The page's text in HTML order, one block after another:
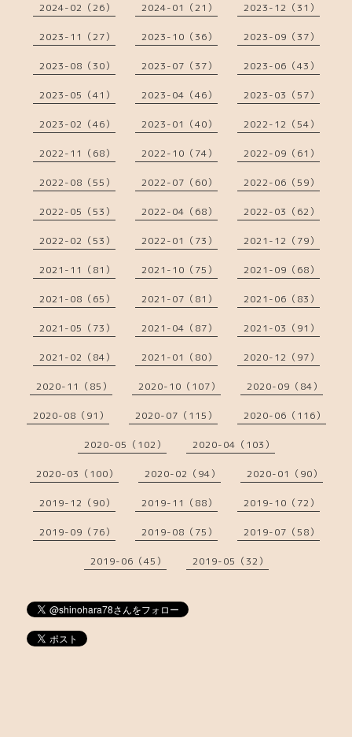
2024-02（26） 2024-01（21） 2023-12（31）
2023-11（27） 2023-10（36） 2023-09（37）
2023-08（30） 2023-07（37） 2023-06（43）
2023-05（41） 2023-04（46） 2023-03（57）
2023-02（46） 2023-01（40） 2022-12（54）
2022-11（68） 2022-10（74） 2022-09（61）
2022-08（55） 2022-07（60） 2022-06（59）
2022-05（53） 2022-04（68） 2022-03（62）
2022-02（53） 2022-01（73） 2021-12（79）
2021-11（81） 2021-10（75） 2021-09（68）
2021-08（65） 2021-07（81） 2021-06（83）
2021-05（73） 2021-04（87） 2021-03（91）
2021-02（84） 2021-01（80） 2020-12（97）
2020-11（85） 2020-10（107） 2020-09（84）
2020-08（91） 2020-07（115） 2020-06（116）
2020-05（102） 2020-04（103）
2020-03（100） 2020-02（94） 2020-01（90）
2019-12（90） 2019-11（88） 2019-10（72）
2019-09（76） 2019-08（75） 2019-07（58）
2019-06（45） 2019-05（32）